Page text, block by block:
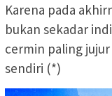
Karena pada
bukan sekadar
cermin paling
sendiri (*)